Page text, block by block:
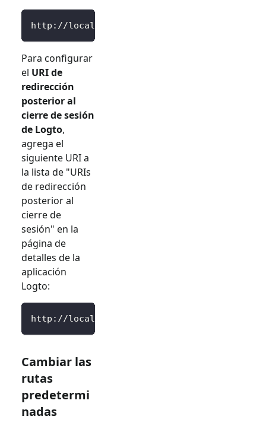
http://localhost:3000/Callback
Para configurar
el URI de
redirección
posterior al
cierre de sesión
de Logto,
agrega el
siguiente URI a
la lista de "URIs
de redirección
posterior al
cierre de
sesión" en la
página de
detalles de la
aplicación
Logto:
http://localhost:3000/SignedOutCallback
Cambiar las
rutas
predetermi
nadas